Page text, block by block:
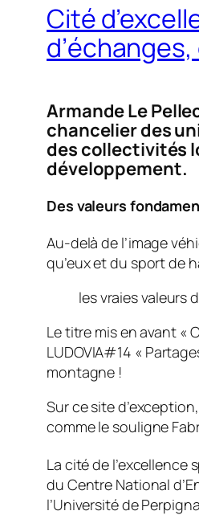
Cité
Armande Le
chancelier des
des collectivités
développement.
Des valeurs
Au-delà de l’image
qu’eux et du sport de
les vraies valeurs
Le titre mis en avant «
LUDOVIA#14 «
montagne !
Sur ce site
comme le souligne
La cité de
du Centre National
l’Université de